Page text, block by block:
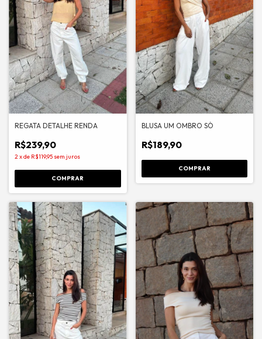
REGATA DETALHE RENDA
R$239,90
2xde R$119,95 sem juros
COMPRAR
BLUSA UM OMBRO SÓ
R$189,90
COMPRAR